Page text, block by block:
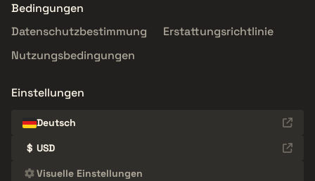
Bedingungen
Datenschutzbestimmung
Erstattungsrichtlinie
Nutzungsbedingungen
Einstellungen
Deutsch
$ USD
Visuelle Einstellungen